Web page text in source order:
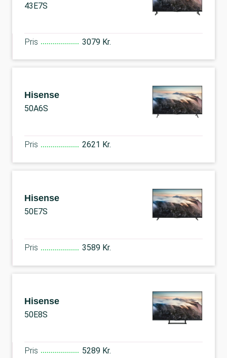
43E7S
Pris 3079 Kr.
Hisense
50A6S
Pris 2621 Kr.
Hisense
50E7S
Pris 3589 Kr.
Hisense
50E8S
Pris 5289 Kr.